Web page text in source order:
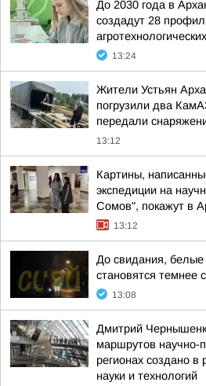
До 2030 года в
создадут 28
13:24
Жители Устьян
погрузили два
передали
13:12
Картины,
экспедиции на
Сомов", покажут в
13:12
До свидания,
становятся темнее
13:08
Дмитрий
маршрутов научно-
регионах создано в
науки и технологий